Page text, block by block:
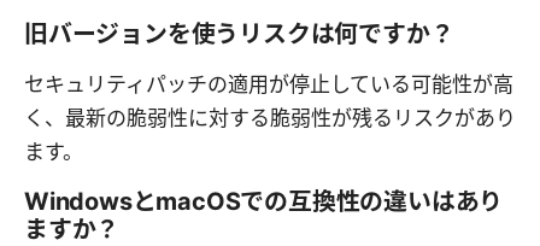
旧バージョンを使うリスクは何ですか？
セキュリティパッチの適用が停止している可能性が高
く、最新の脆弱性に対する脆弱性が残るリスクがあり
ます。
WindowsとmacOSでの互換性の違いはあり
ますか？